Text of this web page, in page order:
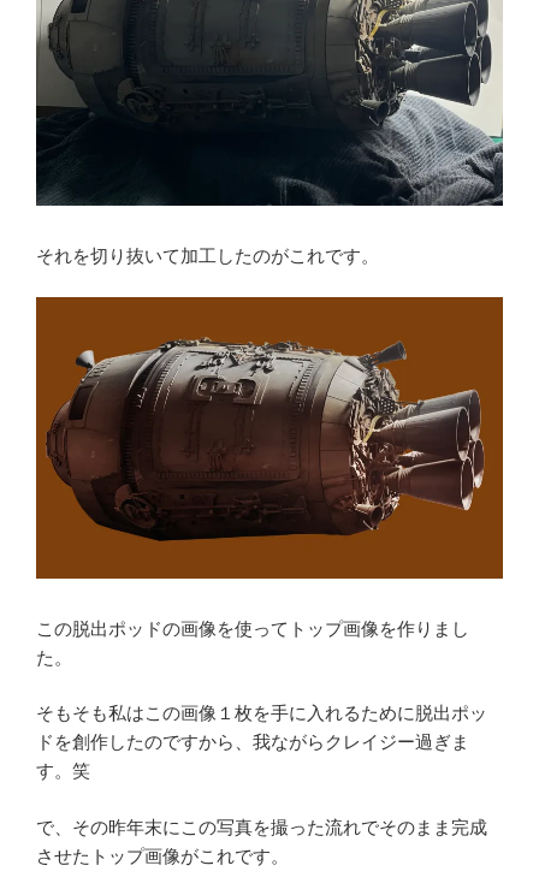
それを切り抜いて加工したのがこれです。
この脱出ポッドの画像を使ってトップ画像を作りまし
た。
そもそも私はこの画像１枚を手に入れるために脱出ポッ
ドを創作したのですから、我ながらクレイジー過ぎま
す。笑
で、その昨年末にこの写真を撮った流れでそのまま完成
させたトップ画像がこれです。